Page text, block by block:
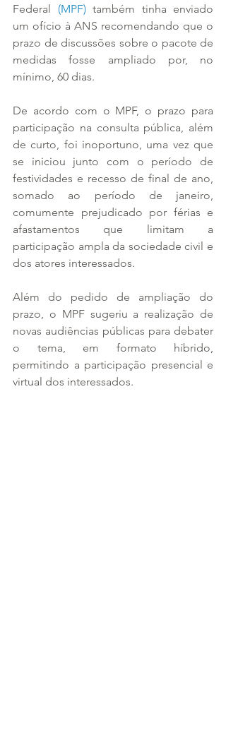
Federal (MPF) também tinha enviado
um ofício à ANS recomendando que o
prazo de discussões sobre o pacote de
medidas fosse ampliado por, no
mínimo, 60 dias.
De acordo com o MPF, o prazo para
participação na consulta pública, além
de curto, foi inoportuno, uma vez que
se iniciou junto com o período de
festividades e recesso de final de ano,
somado ao período de janeiro,
comumente prejudicado por férias e
afastamentos que limitam a
participação ampla da sociedade civil e
dos atores interessados.
Além do pedido de ampliação do
prazo, o MPF sugeriu a realização de
novas audiências públicas para debater
o tema, em formato híbrido,
permitindo a participação presencial e
virtual dos interessados.